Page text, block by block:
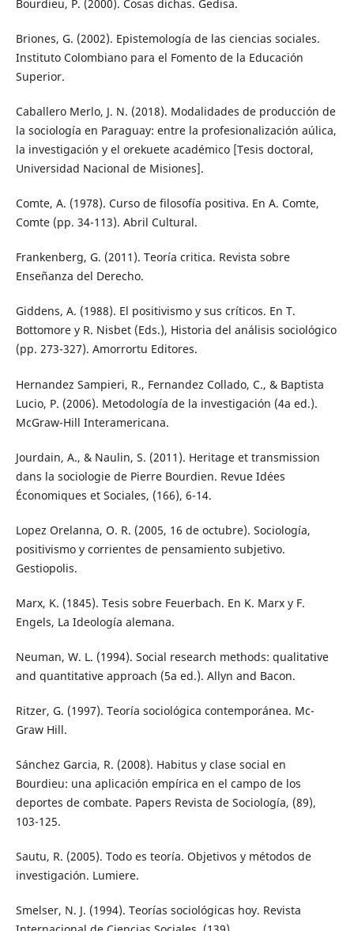
Bourdieu, P. (2000). Cosas dichas. Gedisa.
Briones, G. (2002). Epistemología de las ciencias sociales.
Instituto Colombiano para el Fomento de la Educación
Superior.
Caballero Merlo, J. N. (2018). Modalidades de producción de
la sociología en Paraguay: entre la profesionalización aúlica,
la investigación y el orekuete académico [Tesis doctoral,
Universidad Nacional de Misiones].
Comte, A. (1978). Curso de filosofía positiva. En A. Comte,
Comte (pp. 34-113). Abril Cultural.
Frankenberg, G. (2011). Teoría critica. Revista sobre
Enseñanza del Derecho.
Giddens, A. (1988). El positivismo y sus críticos. En T.
Bottomore y R. Nisbet (Eds.), Historia del análisis sociológico
(pp. 273-327). Amorrortu Editores.
Hernandez Sampieri, R., Fernandez Collado, C., & Baptista
Lucio, P. (2006). Metodología de la investigación (4a ed.).
McGraw-Hill Interamericana.
Jourdain, A., & Naulin, S. (2011). Heritage et transmission
dans la sociologie de Pierre Bourdien. Revue Idées
Économiques et Sociales, (166), 6-14.
Lopez Orelanna, O. R. (2005, 16 de octubre). Sociología,
positivismo y corrientes de pensamiento subjetivo.
Gestiopolis.
Marx, K. (1845). Tesis sobre Feuerbach. En K. Marx y F.
Engels, La Ideología alemana.
Neuman, W. L. (1994). Social research methods: qualitative
and quantitative approach (5a ed.). Allyn and Bacon.
Ritzer, G. (1997). Teoría sociológica contemporánea. Mc-
Graw Hill.
Sánchez Garcia, R. (2008). Habitus y clase social en
Bourdieu: una aplicación empírica en el campo de los
deportes de combate. Papers Revista de Sociología, (89),
103-125.
Sautu, R. (2005). Todo es teoría. Objetivos y métodos de
investigación. Lumiere.
Smelser, N. J. (1994). Teorías sociológicas hoy. Revista